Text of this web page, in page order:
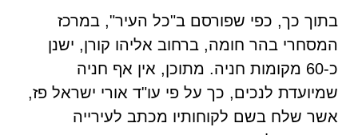
בתוך כך, כפי שפורסם ב"כל העיר", במרכז
המסחרי בהר חומה, ברחוב אליהו קורן, ישנן
כ-60 מקומות חניה. מתוכן, אין אף חניה
שמיועדת לנכים, כך על פי עו"ד אורי ישראל פז,
אשר שלח בשם לקוחותיו מכתב לעירייה